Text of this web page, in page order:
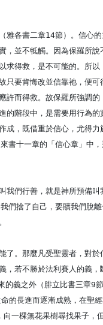
各書二章14節）。信心
並不牴觸。因為保羅所
得救，是不可能的。所以
要肯悔改並信靠祂，便
而得救。故保羅所強調
階段中，是需要用行為
，既借重於信心，尤得
十一章的「信心章」中
們行善，就是神所預備
捨了自己，要贖我們脫
。那麼凡受聖靈者，對
若不勝於法利賽人的義
義之外（腓立比書三章9
長進而逐漸成熟，在聖
一棵無花果樹尋找果子，